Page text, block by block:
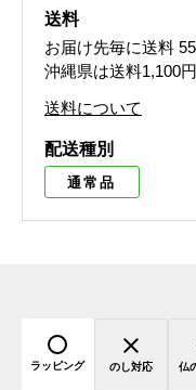
送料
お届け先毎に送料
沖縄県は送料1,100
送料について
配送種別
通常品
ラッピング のし対応 仏